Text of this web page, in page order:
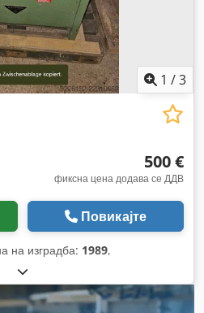
1 /3
500 €
фиксна цена додава се ДДВ
Повикајте
на изградба: 1989,